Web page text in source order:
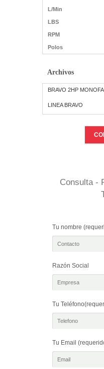
L/Min
LBS
RPM
Polos
Archivos
BRAVO 2HP
LINEA BRAVO
Consulta -
Tu nombre
Razón Social
Tu
Tu Email